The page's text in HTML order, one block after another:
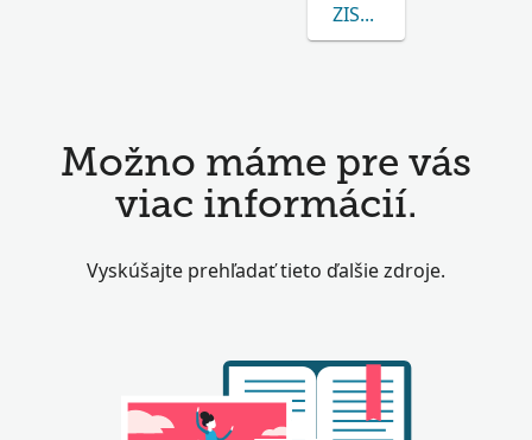
ZISTITE VIAC O
Možno máme pre vás
viac informácií.
Vyskúšajte prehľadať tieto ďalšie zdroje.